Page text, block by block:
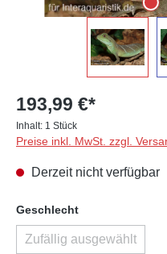
193,99 €*
Inhalt: 1 Stück
Preise inkl. MwSt. zzgl.
Derzeit nicht verfügbar
Geschlechtauswählen
Zufällig ausgewählt
(Diese Option ist